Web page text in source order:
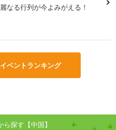
なる行列が今よみがえる！
ベントランキング
探す【中国】